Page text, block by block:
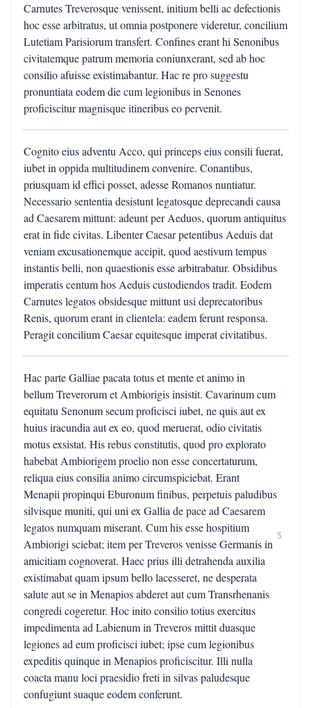
Carnutes Treverosque venissent, initium belli ac defectionis
hoc esse arbitratus, ut omnia postponere videretur, concilium
Lutetiam Parisiorum transfert. Confines erant hi Senonibus
civitatemque patrum memoria coniunxerant, sed ab hoc
consilio afuisse existimabantur. Hac re pro suggestu
pronuntiata eodem die cum legionibus in Senones
proficiscitur magnisque itineribus eo pervenit.
Cognito eius adventu Acco, qui princeps eius consili fuerat,
iubet in oppida multitudinem convenire. Conantibus,
priusquam id effici posset, adesse Romanos nuntiatur.
Necessario sententia desistunt legatosque deprecandi causa
ad Caesarem mittunt: adeunt per Aeduos, quorum antiquitus
erat in fide civitas. Libenter Caesar petentibus Aeduis dat
veniam excusationemque accipit, quod aestivum tempus
instantis belli, non quaestionis esse arbitrabatur. Obsidibus
imperatis centum hos Aeduis custodiendos tradit. Eodem
Carnutes legatos obsidesque mittunt usi deprecatoribus
Renis, quorum erant in clientela: eadem ferunt responsa.
Peragit concilium Caesar equitesque imperat civitatibus.
Hac parte Galliae pacata totus et mente et animo in
bellum Treverorum et Ambiorigis insistit. Cavarinum cum
equitatu Senonum secum proficisci iubet, ne quis aut ex
huius iracundia aut ex eo, quod meruerat, odio civitatis
motus exsistat. His rebus constitutis, quod pro explorato
habebat Ambiorigem proelio non esse concertaturum,
reliqua eius consilia animo circumspiciebat. Erant
Menapii propinqui Eburonum finibus, perpetuis paludibus
silvisque muniti, qui uni ex Gallia de pace ad Caesarem
legatos numquam miserant. Cum his esse hospitium
Ambiorigi sciebat; item per Treveros venisse Germanis in
amicitiam cognoverat. Haec prius illi detrahenda auxilia
existimabat quam ipsum bello lacesseret, ne desperata
salute aut se in Menapios abderet aut cum Transrhenanis
congredi cogeretur. Hoc inito consilio totius exercitus
impedimenta ad Labienum in Treveros mittit duasque
legiones ad eum proficisci iubet; ipse cum legionibus
expeditis quinque in Menapios proficiscitur. Illi nulla
coacta manu loci praesidio freti in silvas paludesque
confugiunt suaque eodem conferunt.
5